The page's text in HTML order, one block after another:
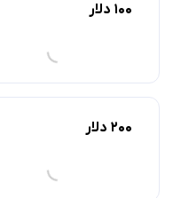
۱۰۰ دلار
۲۰۰ دلار